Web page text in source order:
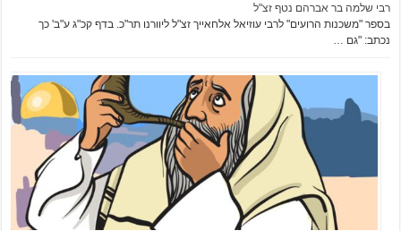
רבי שלמה בר אברהם נטף זצ"ל
בספר "משכנות הרועים" לרבי עוזיאל אלחאייך זצ"ל ליוורנו תר"כ. בדף קכ"ג ע"ב' כך
נכתב: "גם …